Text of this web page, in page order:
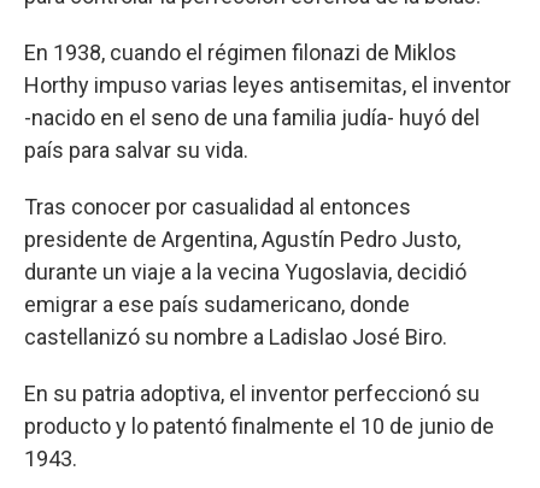
En 1938, cuando el régimen filonazi de Miklos
Horthy impuso varias leyes antisemitas, el inventor
-nacido en el seno de una familia judía- huyó del
país para salvar su vida.
Tras conocer por casualidad al entonces
presidente de Argentina, Agustín Pedro Justo,
durante un viaje a la vecina Yugoslavia, decidió
emigrar a ese país sudamericano, donde
castellanizó su nombre a Ladislao José Biro.
En su patria adoptiva, el inventor perfeccionó su
producto y lo patentó finalmente el 10 de junio de
1943.